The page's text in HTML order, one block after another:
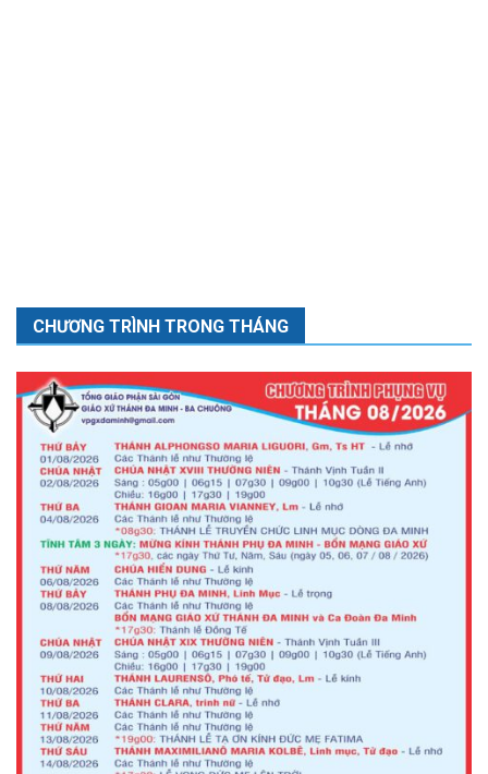
CHƯƠNG TRÌNH TRONG THÁNG